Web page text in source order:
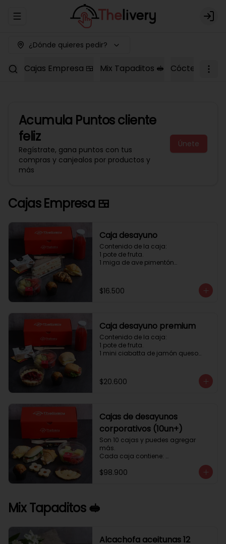
Abrir menu de navegación Login
¿Dónde quieres pedir?
Cajas Empresa 🍱 Mix Tapaditos 🥪 Cóctel Dulce
Acumula Puntos cliente
feliz
Regístrate, gana puntos con tus
compras y canjealos por productos y
más
Únete
Cajas Empresa 🍱
Caja desayuno
Contenido de la caja:
1 pote de fruta.
1 miga de ave pimentón
1 mini muffin
1 sobre de té y café
$16.500
Caja desayuno premium
Contenido de la caja:
1 pote de fruta.
1 mini ciabatta de jamón queso
1 mini muffin
1 cheesecake
$20.600
Cajas de desayunos
corporativos (10un+)
Son 10 cajas y puedes agregar
más.
Cada caja contiene:
2 mini croissant jamón queso.
1 mini muffin.
Estos desayunos no los vendemos
$98.900
Mix Tapaditos 🥪
Alcachofa aceitunas 12